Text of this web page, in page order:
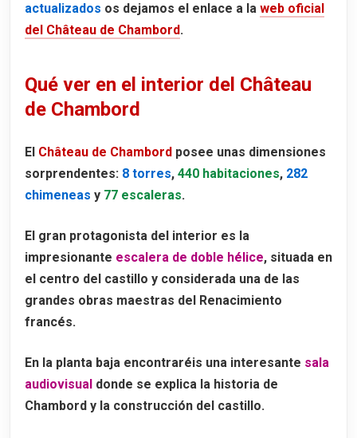
actualizados os dejamos el enlace a la web oficial
del Château de Chambord.
Qué ver en el interior del Château
de Chambord
El Château de Chambord posee unas dimensiones
sorprendentes: 8 torres, 440 habitaciones, 282
chimeneas y 77 escaleras.
El gran protagonista del interior es la
impresionante escalera de doble hélice, situada en
el centro del castillo y considerada una de las
grandes obras maestras del Renacimiento
francés.
En la planta baja encontraréis una interesante sala
audiovisual donde se explica la historia de
Chambord y la construcción del castillo.